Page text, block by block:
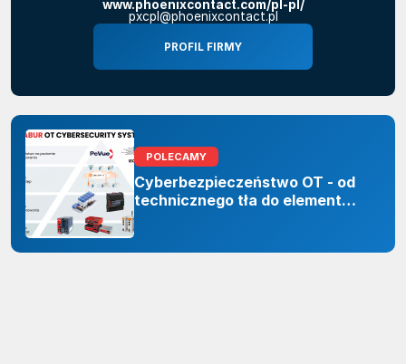
www.phoenixcontact.com/pl-pl/
pxcpl@phoenixcontact.pl
PROFIL FIRMY
POLECAMY
Cyberbezpieczeństwo OT - od
technicznego tła do elementu